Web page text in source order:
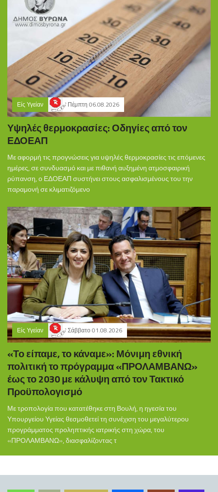
Είς Υγείαν Πέμπτη 06.08.2026
Υψηλές θερμοκρασίες: Οδηγίες από τον
ΕΔΟΕΑΠ
Με αφορμή τις προγνώσεις για υψηλές θερμοκρασίες τις επόμενες
ημέρες, σε συνδυασμό και με πιθανή αυξημένη ατμοσφαιρική
ρύπανση, ο ΕΔΟΕΑΠ συστήνει στους ασφαλισμένους του την
παραμονή σε κλιματιζόμενο
Είς Υγείαν Σάββατο 01.08.2026
«Το είπαμε, το κάναμε»: Μόνιμη εθνική
πολιτική το πρόγραμμα «ΠΡΟΛΑΜΒΑΝΩ»
έως το 2030 με κάλυψη από τον Τακτικό
Προϋπολογισμό
Με τροπολογία που κατατέθηκε στη Βουλή, η ηγεσία του
Υπουργείου Υγείας θεσμοθετεί τη συνέχιση του μεγαλύτερου
προγράμματος προληπτικής ιατρικής στη χώρα, του
«ΠΡΟΛΑΜΒΑΝΩ», διασφαλίζοντας τ